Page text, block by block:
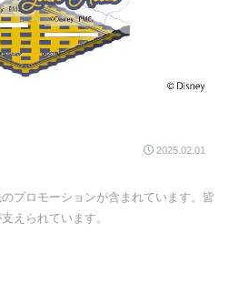
2025.02.01
プロモーションが含まれています。皆
えられています。